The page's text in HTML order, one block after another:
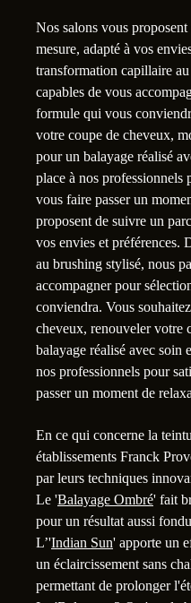
Nos salons vous
mesure, adapté à vos
transformation capillaire
capables de vous
formule qui vous
votre coupe de cheveux,
pour un balayage réalisé
place à nos professionnels
vous faire passer un
proposent de suivre un
vos envies et préférences.
au brushing stylisé, nous
accompagner pour
conviendra. Vous
cheveux, renouveler votre
balayage réalisé avec soin
nos professionnels pour
passer un moment de
En ce qui concerne la
établissements Franck
par leurs techniques
Le 'Balayage Ombré' fait
pour un résultat aussi
L’'Indian Sun' apporte un
un éclaircissement sans
permettant de prolonger